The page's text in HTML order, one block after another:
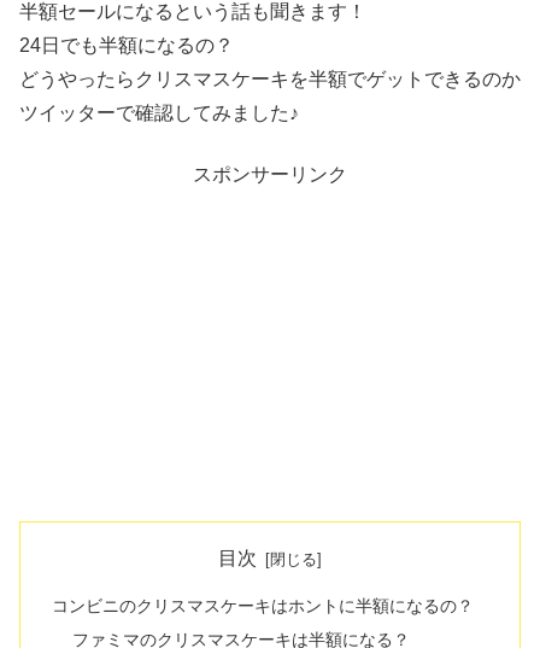
半額セールになるという話も聞きます！
24日でも半額になるの？
どうやったらクリスマスケーキを半額でゲットできるのか
ツイッターで確認してみました♪
スポンサーリンク
目次
コンビニのクリスマスケーキはホントに半額になるの？
ファミマのクリスマスケーキは半額になる？